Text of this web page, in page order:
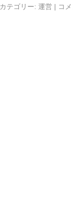
カテゴリー: 運営 | コ